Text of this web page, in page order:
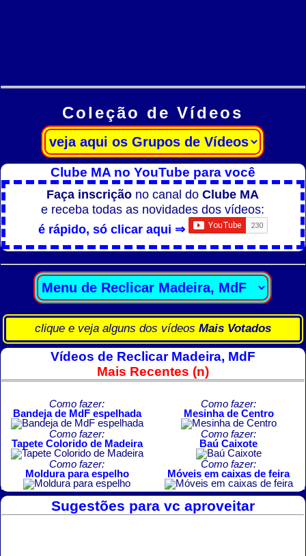
Coleção de Vídeos
Clube MA no YouTube para você
Faça inscrição no canal doClube MA
e receba todas as novidades dos vídeos:
é rápido, só clicar aqui ⇒
clique e veja alguns dos vídeos Mais Votados
Vídeos de Reclicar Madeira, MdF
Mais Recentes (n)
Como fazer:
Bandeja de MdF espelhada
Como fazer:
Mesinha de Centro
Como fazer:
Tapete Colorido de Madeira
Como fazer:
Baú Caixote
Como fazer:
Moldura para espelho
Como fazer:
Móveis em caixas de feira
Sugestões para vc aproveitar